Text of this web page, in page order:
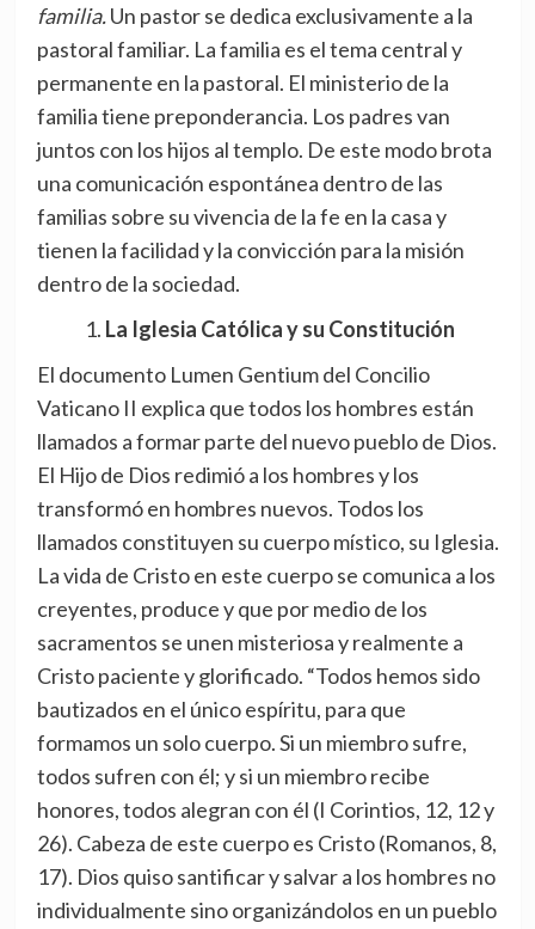
familia.Un pastor se dedica exclusivamente a la
pastoral familiar. La familia es el tema central y
permanente en la pastoral. El ministerio de la
familia tiene preponderancia. Los padres van
juntos con los hijos al templo. De este modo brota
una comunicación espontánea dentro de las
familias sobre su vivencia de la fe en la casa y
tienen la facilidad y la convicción para la misión
dentro de la sociedad.
La Iglesia Católica y su Constitución
El documento Lumen Gentium del Concilio
Vaticano II explica que todos los hombres están
llamados a formar parte del nuevo pueblo de Dios.
El Hijo de Dios redimió a los hombres y los
transformó en hombres nuevos. Todos los
llamados constituyen su cuerpo místico, su Iglesia.
La vida de Cristo en este cuerpo se comunica a los
creyentes, produce y que por medio de los
sacramentos se unen misteriosa y realmente a
Cristo paciente y glorificado. “Todos hemos sido
bautizados en el único espíritu, para que
formamos un solo cuerpo. Si un miembro sufre,
todos sufren con él; y si un miembro recibe
honores, todos alegran con él (I Corintios, 12, 12 y
26). Cabeza de este cuerpo es Cristo (Romanos, 8,
17). Dios quiso santificar y salvar a los hombres no
individualmente sino organizándolos en un pueblo